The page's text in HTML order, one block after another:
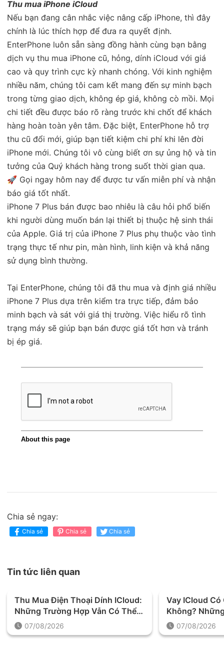
Thu mua iPhone iCloud
Nếu bạn đang cân nhắc việc nâng cấp iPhone, thì đây
chính là lúc thích hợp để đưa ra quyết định.
EnterPhone luôn sẵn sàng đồng hành cùng bạn bằng
dịch vụ thu mua iPhone cũ, hỏng, dính iCloud với giá
cao và quy trình cực kỳ nhanh chóng. Với kinh nghiệm
nhiều năm, chúng tôi cam kết mang đến sự minh bạch
trong từng giao dịch, không ép giá, không cò mồi. Mọi
chi tiết đều được báo rõ ràng trước khi chốt để khách
hàng hoàn toàn yên tâm. Đặc biệt, EnterPhone hỗ trợ
thu cũ đổi mới, giúp bạn tiết kiệm chi phí khi lên đời
iPhone mới. Chúng tôi vô cùng biết ơn sự ủng hộ và tin
tưởng của Quý khách hàng trong suốt thời gian qua.
🚀 Gọi ngay hôm nay để được tư vấn miễn phí và nhận
báo giá tốt nhất.
iPhone 7 Plus bán được bao nhiêu là câu hỏi phổ biến
khi người dùng muốn bán lại thiết bị thuộc hệ sinh thái
của Apple. Giá trị của iPhone 7 Plus phụ thuộc vào tình
trạng thực tế như pin, màn hình, linh kiện và khả năng
sử dụng bình thường.
Tại EnterPhone, chúng tôi đã thu mua và định giá nhiều
iPhone 7 Plus dựa trên kiểm tra trực tiếp, đảm bảo
minh bạch và sát với giá thị trường. Việc hiểu rõ tình
trạng máy sẽ giúp bạn bán được giá tốt hơn và tránh
bị ép giá.
Chia sẻ ngay:
Chia sẻ Chia sẻ Chia sẻ
Tin tức liên quan
Thu Mua Điện Thoại Dính ICloud:
Những Trường Hợp Vẫn Có Thể
Định Giá Và Thu Mua
07/08/2026
Vay ICloud Có
Không?
Được Yêu Cầu
07/08/2026